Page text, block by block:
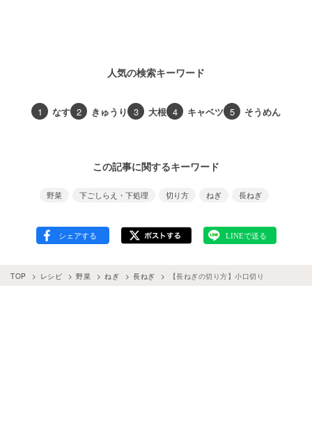
人気の検索キーワード
1 なす 2 きゅうり 3 大根 4 キャベツ 5 そうめん
この記事に関するキーワード
野菜 下ごしらえ・下処理 切り方 ねぎ 長ねぎ
TOP レシピ 野菜 ねぎ 長ねぎ 【長ねぎの切り方】小口切り